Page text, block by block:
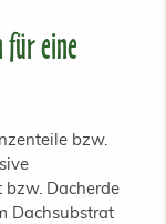
für eine
bzw.
bzw. Dacherde
Dachsubstrat